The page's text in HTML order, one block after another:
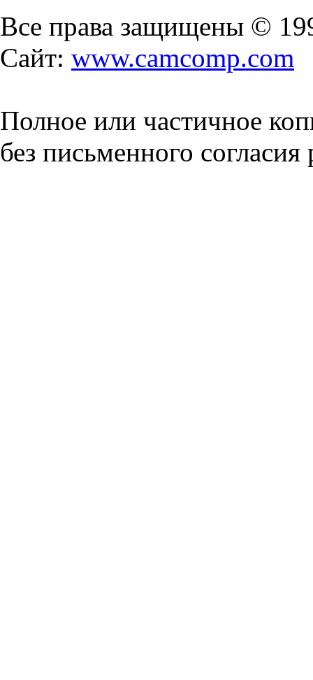
Все права защищены ©
Сайт: www.camcomp.com
Полное или частичное
без письменного